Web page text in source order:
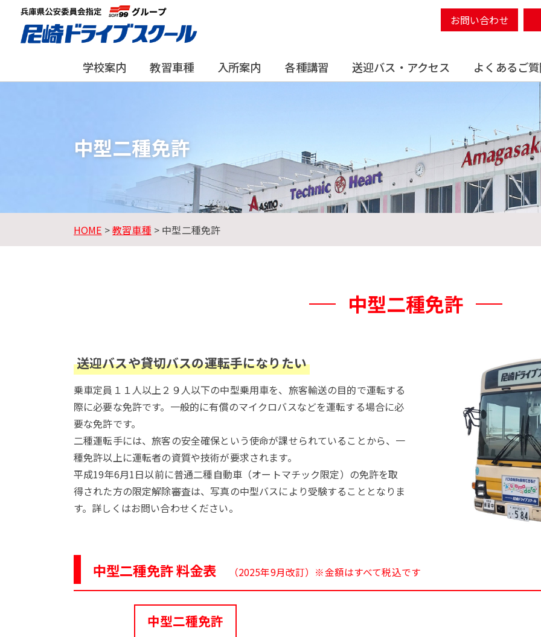
お問い合わせ
学校案内 教習車種 入所案内 各種講習 送迎バス・アクセス よくあるご
中型二種免許
HOME >教習車種 > 中型二種免許
中型二種免許
送迎バスや貸切バスの運転手になりたい
乗車定員１１人以上２９人以下の中型乗用車を、旅客輸送の目的で運転する
際に必要な免許です。一般的に有償のマイクロバスなどを運転する場合に必
要な免許です。
二種運転手には、旅客の安全確保という使命が課せられていることから、一
種免許以上に運転者の資質や技術が要求されます。
平成19年6月1日以前に普通二種自動車（オートマチック限定）の免許を取
得された方の限定解除審査は、写真の中型バスにより受験することとなりま
す。詳しくはお問い合わせください。
中型二種免許 料金表 （2025年9月改訂）※金額はすべて税込です
中型二種免許